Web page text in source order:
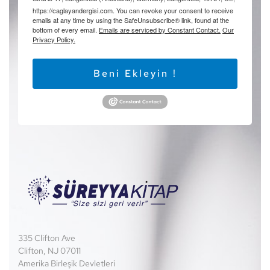
https://caglayandergisi.com. You can revoke your consent to receive
emails at any time by using the SafeUnsubscribe® link, found at the
bottom of every email. Emails are serviced by Constant Contact. Our
Privacy Policy.
Beni Ekleyin !
335 Clifton Ave
Clifton, NJ 07011
Amerika Birleşik Devletleri